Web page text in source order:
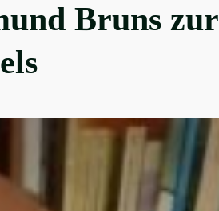
Bruns zur